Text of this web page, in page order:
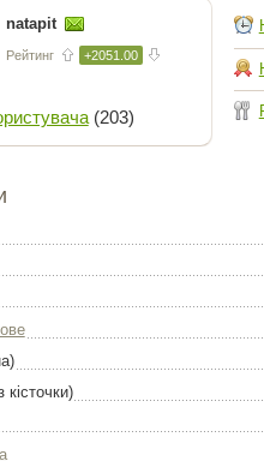
natapit
Рейтинг +2051.00
(203)
кісточки)